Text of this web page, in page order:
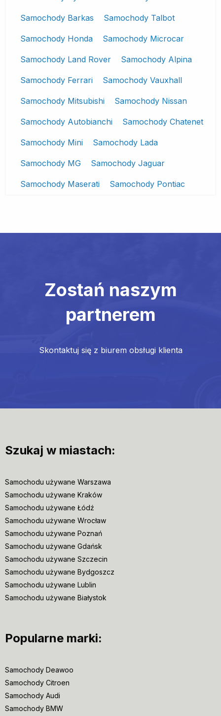
Samochody Barkas Samochody Talbot
Samochody Honda Samochody Microcar
Samochody Land Rover Samochody Alpina
Samochody Ferrari Samochody Vauxhall
Samochody Mitsubishi Samochody Nissan
Samochody Autobianchi Samochody Chatenet
Samochody Mini Samochody Lada
Samochody MG Samochody Jaguar
Samochody Maserati Samochody Pontiac
Zostań naszym
partnerem
Skontaktuj się z biurem obsługi klienta
Szukaj w miastach:
Samochodu używane Warszawa
Samochodu używane Kraków
Samochodu używane Łódź
Samochodu używane Wrocław
Samochodu używane Poznań
Samochodu używane Gdańsk
Samochodu używane Szczecin
Samochodu używane Bydgoszcz
Samochodu używane Lublin
Samochodu używane Białystok
Popularne marki:
Samochody Deawoo
Samochody Citroen
Samochody Audi
Samochody BMW